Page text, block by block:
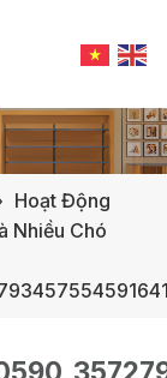
Hoạt Động
Nhiều Chó